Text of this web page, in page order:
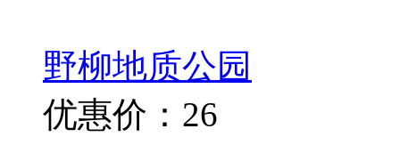
野柳地质公园
优惠价：26